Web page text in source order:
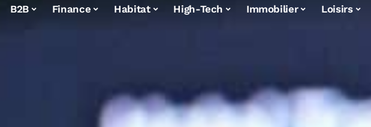
B2B Finance Habitat High-Tech Immobilier Loisirs